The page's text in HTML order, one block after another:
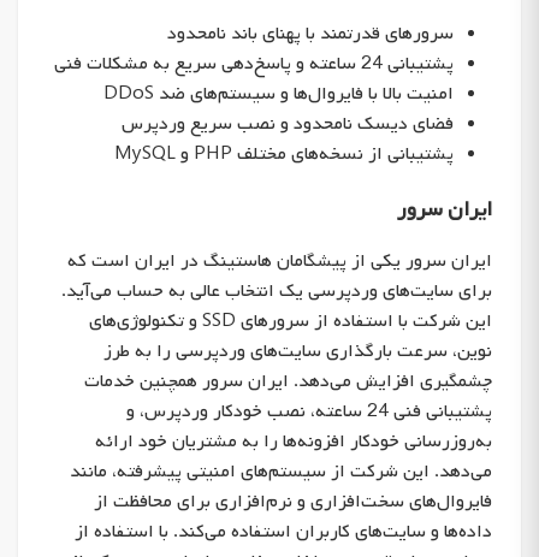
سرورهای قدرتمند با پهنای باند نامحدود
پشتیبانی 24 ساعته و پاسخ‌دهی سریع به مشکلات فنی
امنیت بالا با فایروال‌ها و سیستم‌های ضد DDoS
فضای دیسک نامحدود و نصب سریع وردپرس
پشتیبانی از نسخه‌های مختلف PHP و MySQL
ایران سرور
ایران سرور یکی از پیشگامان هاستینگ در ایران است که
برای سایت‌های وردپرسی یک انتخاب عالی به حساب می‌آید.
این شرکت با استفاده از سرورهای SSD و تکنولوژی‌های
نوین، سرعت بارگذاری سایت‌های وردپرسی را به طرز
چشمگیری افزایش می‌دهد. ایران سرور همچنین خدمات
پشتیبانی فنی 24 ساعته، نصب خودکار وردپرس، و
به‌روزرسانی خودکار افزونه‌ها را به مشتریان خود ارائه
می‌دهد. این شرکت از سیستم‌های امنیتی پیشرفته، مانند
فایروال‌های سخت‌افزاری و نرم‌افزاری برای محافظت از
داده‌ها و سایت‌های کاربران استفاده می‌کند. با استفاده از